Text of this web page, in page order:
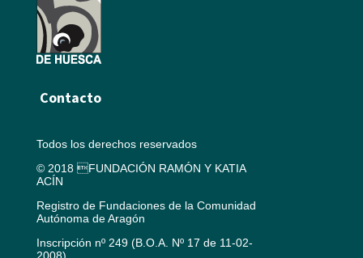
Contacto
Todos los derechos reservados
© 2018 FUNDACIÓN RAMÓN Y KATIA
ACÍN
Registro de Fundaciones de la Comunidad
Autónoma de Aragón
Inscripción nº 249 (B.O.A. Nº 17 de 11-02-